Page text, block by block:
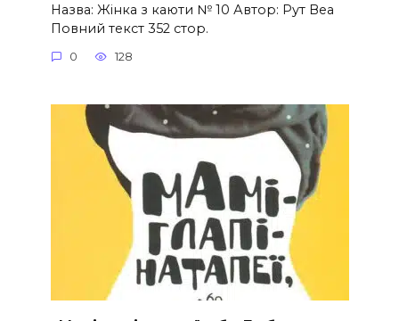
Назва: Жінка з каюти № 10 Автор: Рут Веа
Повний текст 352 стор.
0 128